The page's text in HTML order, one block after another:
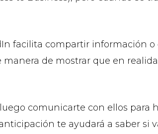
facilita compartir información o
de mostrar que en
comunicarte con ellos para
te ayudará a saber si